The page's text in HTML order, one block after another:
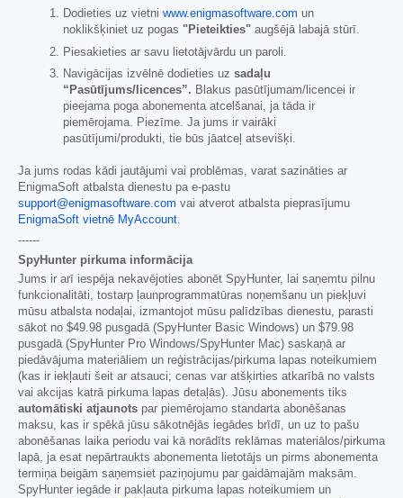
Dodieties uz vietni www.enigmasoftware.com un
noklikšķiniet uz pogas "Pieteikties" augšējā labajā stūrī.
Piesakieties ar savu lietotājvārdu un paroli.
Navigācijas izvēlnē dodieties uz sadaļu
“Pasūtījums/licences”. Blakus pasūtījumam/licencei ir
pieejama poga abonementa atcelšanai, ja tāda ir
piemērojama. Piezīme. Ja jums ir vairāki
pasūtījumi/produkti, tie būs jāatceļ atsevišķi.
Ja jums rodas kādi jautājumi vai problēmas, varat sazināties ar
EnigmaSoft atbalsta dienestu pa e-pastu
support@enigmasoftware.com vai atverot atbalsta pieprasījumu
EnigmaSoft vietnē MyAccount.
------
SpyHunter pirkuma informācija
Jums ir arī iespēja nekavējoties abonēt SpyHunter, lai saņemtu pilnu
funkcionalitāti, tostarp ļaunprogrammatūras noņemšanu un piekļuvi
mūsu atbalsta nodaļai, izmantojot mūsu palīdzības dienestu, parasti
sākot no $49.98 pusgadā (SpyHunter Basic Windows) un $79.98
pusgadā (SpyHunter Pro Windows/SpyHunter Mac) saskaņā ar
piedāvājuma materiāliem un reģistrācijas/pirkuma lapas noteikumiem
(kas ir iekļauti šeit ar atsauci; cenas var atšķirties atkarībā no valsts
vai akcijas katrā pirkuma lapas detaļās). Jūsu abonements tiks
automātiski atjaunots par piemērojamo standarta abonēšanas
maksu, kas ir spēkā jūsu sākotnējās iegādes brīdī, un uz to pašu
abonēšanas laika periodu vai kā norādīts reklāmas materiālos/pirkuma
lapā, ja esat nepārtraukts abonementa lietotājs un pirms abonementa
termiņa beigām saņemsiet paziņojumu par gaidāmajām maksām.
SpyHunter iegāde ir pakļauta pirkuma lapas noteikumiem un